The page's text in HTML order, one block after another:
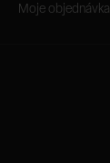
Moje objednávka